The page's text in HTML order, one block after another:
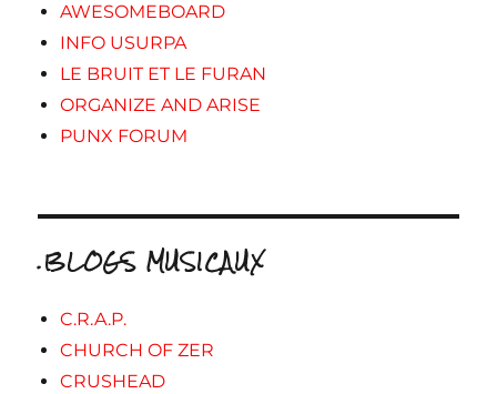
AWESOMEBOARD
INFO USURPA
LE BRUIT ET LE FURAN
ORGANIZE AND ARISE
PUNX FORUM
.BLOGS MUSICAUX
C.R.A.P.
CHURCH OF ZER
CRUSHEAD